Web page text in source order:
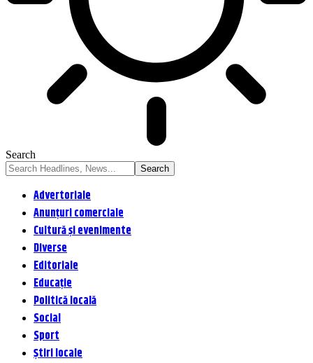
Search
Advertoriale
Anunțuri comerciale
Cultură și evenimente
Diverse
Editoriale
Educație
Politică locală
Social
Sport
Știri locale